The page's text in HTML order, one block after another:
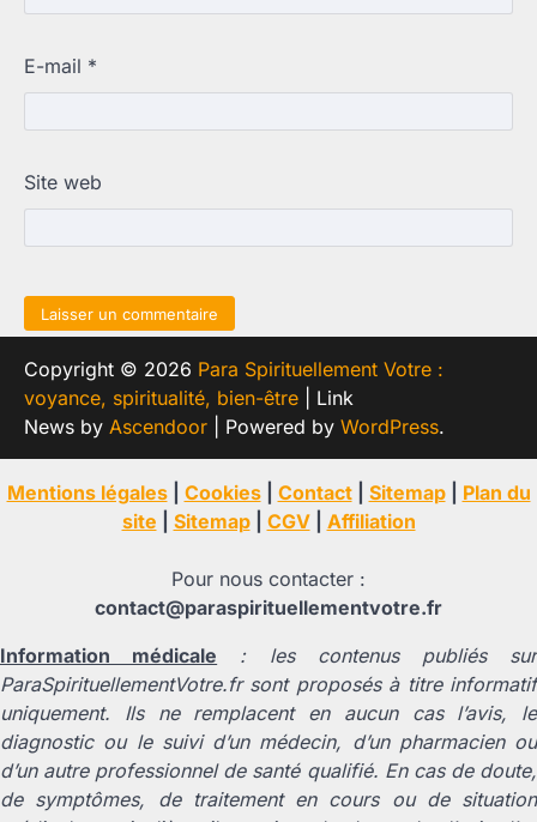
E-mail *
Site web
Copyright © 2026 Para Spirituellement Votre :
voyance, spiritualité, bien-être | Link
News by Ascendoor | Powered by WordPress.
Mentions légales| Cookies| Contact| Sitemap| Plan du
site
Sitemap| CGV| Affiliation
Pour nous contacter :
contact@paraspirituellementvotre.fr
Information médicale : les contenus publiés sur
ParaSpirituellementVotre.fr sont proposés à titre informatif
uniquement. Ils ne remplacent en aucun cas l’avis, le
diagnostic ou le suivi d’un médecin, d’un pharmacien ou
d’un autre professionnel de santé qualifié. En cas de doute,
de symptômes, de traitement en cours ou de situation